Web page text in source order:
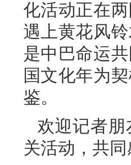
化活动正在
遇上黄花风
是中巴命运
国文化年为
鉴。
欢迎记者
关活动，共